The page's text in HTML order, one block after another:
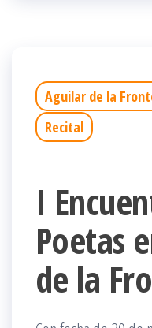
Aguilar de la
Recital
I
Poetas
de la